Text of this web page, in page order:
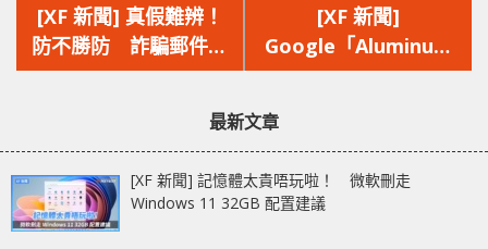
一
篇
文
[XF 新聞] 真假難辨！
防不勝防 詐騙郵件竟
來自 Microsoft 合法
一
篇
文
[XF 新聞]
Google「Aluminum
OS」界面首曝光 下一
Windows 與 macOS
最新文章
[XF 新聞] 記憶體太貴唔玩啦！ 微軟刪走
Windows 11 32GB 配置建議